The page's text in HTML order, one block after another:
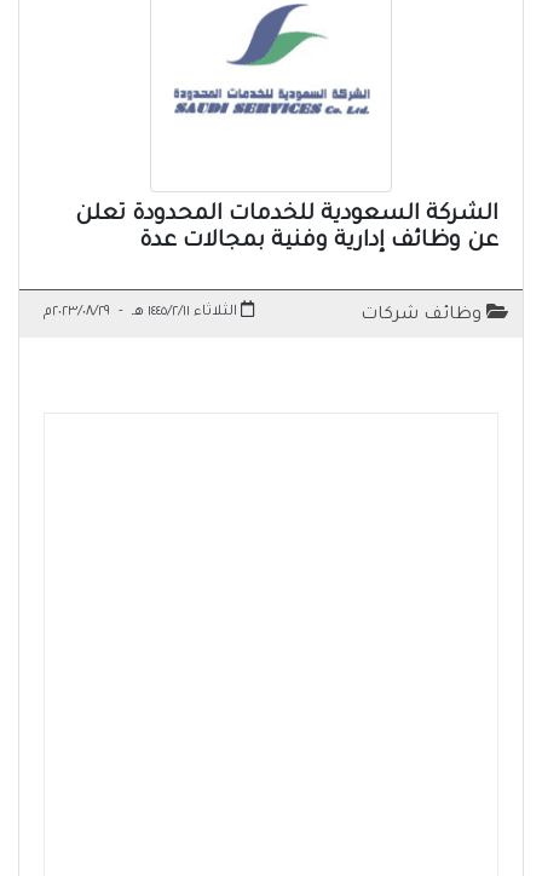
الشركة السعودية للخدمات المحدودة تعلن
عن وظائف إدارية وفنية بمجالات عدة
وظائف شركات الثلاثاء ١٤٤٥/٢/١١ هـ - ٢٠٢٣/٠٨/٢٩م